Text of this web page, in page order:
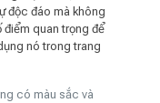
độc đáo mà không
điểm quan trọng để
nó trong trang
có màu sắc và